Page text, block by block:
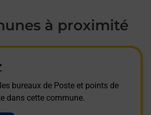
à proximité
bureaux de Poste et points de
dans cette commune.